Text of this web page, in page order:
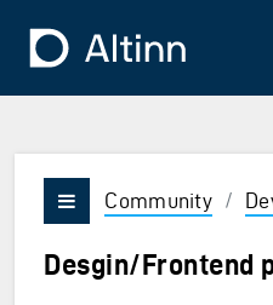
Vis/skjul meny
Community /
Desgin/Frontend